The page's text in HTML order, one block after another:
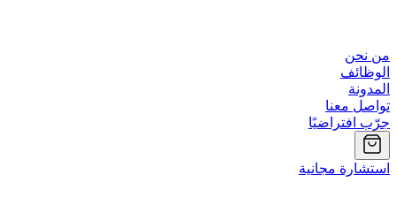
من نحن
الوظائف
المدونة
تواصل معنا
جرّب افتراضيًا
استشارة مجانية